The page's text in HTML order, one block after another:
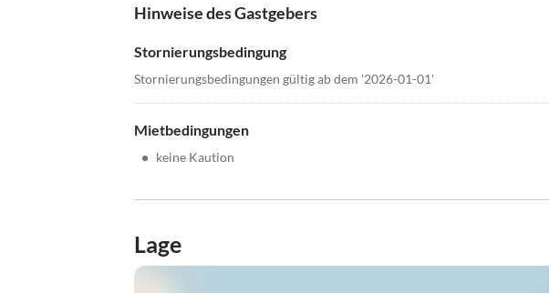
Hinweise des Gastgebers
Stornierungsbedingung
Stornierungsbedingungen gültig ab dem '2026-01-01'
Mietbedingungen
• keine Kaution
Lage